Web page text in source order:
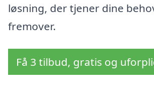
løsning, der tjener dine
fremover.
Få 3 tilbud, gratis og